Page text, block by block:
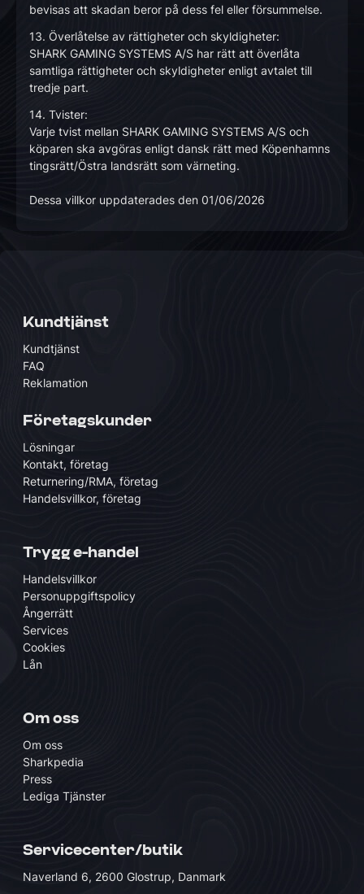
bevisas att skadan beror på dess fel eller försummelse.
13. Överlåtelse av rättigheter och skyldigheter:
SHARK GAMING SYSTEMS A/S har rätt att överlåta
samtliga rättigheter och skyldigheter enligt avtalet till
tredje part.
14. Tvister:
Varje tvist mellan SHARK GAMING SYSTEMS A/S och
köparen ska avgöras enligt dansk rätt med Köpenhamns
tingsrätt/Östra landsrätt som värneting.
Dessa villkor uppdaterades den 01/06/2026
Kundtjänst
Kundtjänst
FAQ
Reklamation
Företagskunder
Lösningar
Kontakt, företag
Returnering/RMA, företag
Handelsvillkor, företag
Trygg e-handel
Handelsvillkor
Personuppgiftspolicy
Ångerrätt
Services
Cookies
Lån
Om oss
Om oss
Sharkpedia
Press
Lediga Tjänster
Servicecenter/butik
Naverland 6, 2600 Glostrup, Danmark